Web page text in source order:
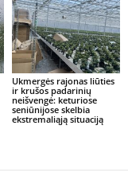
Ukmergės rajonas liūties
ir krušos padarinių
neišvengė: keturiose
seniūnijose skelbia
ekstremaliąją situaciją